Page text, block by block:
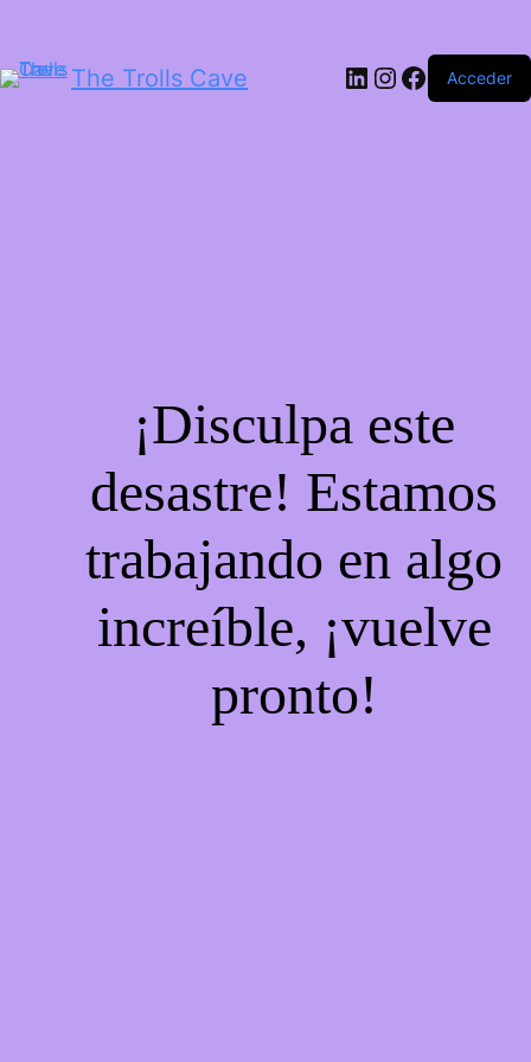
The Trolls Cave LinkedIn
Instagram
Facebook
Acceder
¡Disculpa este
desastre! Estamos
trabajando en algo
increíble, ¡vuelve
pronto!